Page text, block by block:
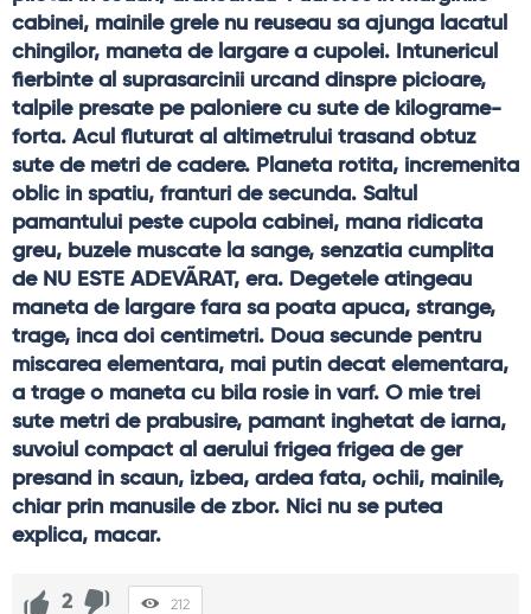
cabinei, mainile grele nu reuseau sa ajunga lacatul
chingilor, maneta de largare a cupolei. Intunericul
fierbinte al suprasarcinii urcand dinspre picioare,
talpile presate pe paloniere cu sute de kilograme-
forta. Acul fluturat al altimetrului trasand obtuz
sute de metri de cadere. Planeta rotita, incremenita
oblic in spatiu, franturi de secunda. Saltul
pamantului peste cupola cabinei, mana ridicata
greu, buzele muscate la sange, senzatia cumplita
de NU ESTE ADEVÃRAT, era. Degetele atingeau
maneta de largare fara sa poata apuca, strange,
trage, inca doi centimetri. Doua secunde pentru
miscarea elementara, mai putin decat elementara,
a trage o maneta cu bila rosie in varf. O mie trei
sute metri de prabusire, pamant inghetat de iarna,
suvoiul compact al aerului frigea frigea de ger
presand in scaun, izbea, ardea fata, ochii, mainile,
chiar prin manusile de zbor. Nici nu se putea
explica, macar.
2 212